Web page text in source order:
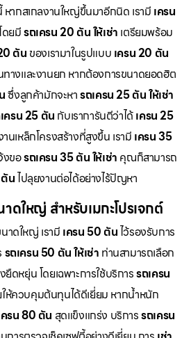
ากสเกลงานใหญ่ขึ้นมาอีกนิด เรามี เครน
ดยมีรถเครน 20 ตัน ให้เช่า เตรียมพร้อม
ตันของเรามาในรูปแบบ เครน 20 ตัน
างและงานยก หากต้องการขนาดยอดฮิต
ซึ่งลูกค้ามักจะหารถเครน 25 ตัน ให้เช่า
ครน 25 ตัน กับเราการันตีว่าได้เครน 25
เหล็กโครงสร้างที่สูงขึ้น เรามี เครน 35
งขอรถเครน 35 ตัน ให้เช่า คุณก็สามารถ
ตันไปลุยงานต่อได้อย่างไร้ปัญหา
ดใหญ่ สำหรับเมกะโปรเจกต์
าดใหญ่ เรามี เครน 50 ตันไว้รองรับการ
รถเครน 50 ตัน ให้เช่า ท่านสามารถเลือก
ยืดหยุ่น โดยเฉพาะการใช้บริการรถเครน
ห้ควบคุมต้นทุนได้ดีเยี่ยม หากน้ำหนัก
ครน 80 ตัน สุดแข็งแกร่ง บริการรถเครน